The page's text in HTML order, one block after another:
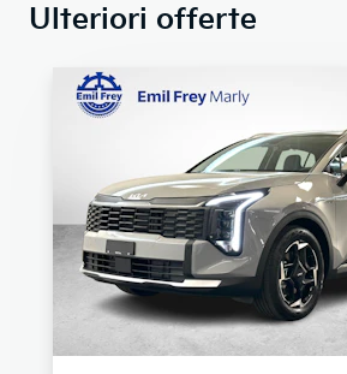
Ulteriori offerte